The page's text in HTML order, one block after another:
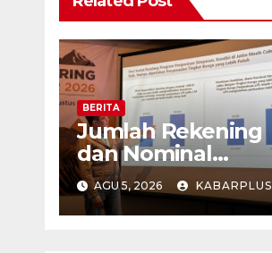
BERITA
Jumlah Rekening
dan Nominal
Simpanan di Jawa
Timur Meningkat
1,17% Year on Year.
AGU 5, 2026 KABARPLUS